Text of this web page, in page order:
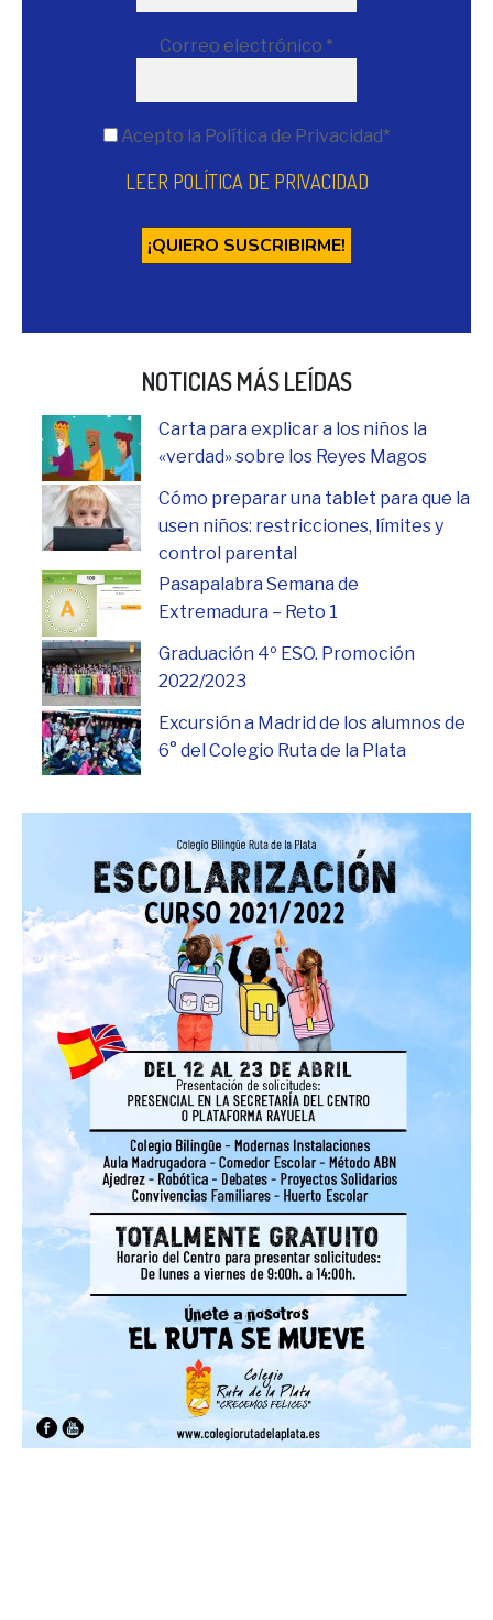
Correo electrónico *
Acepto la Política de Privacidad*
LEER POLÍTICA DE PRIVACIDAD
NOTICIAS MÁS LEÍDAS
Carta para explicar a los niños la
«verdad» sobre los Reyes Magos
Cómo preparar una tablet para que la
usen niños: restricciones, límites y
control parental
Pasapalabra Semana de
Extremadura – Reto 1
Graduación 4º ESO. Promoción
2022/2023
Excursión a Madrid de los alumnos de
6° del Colegio Ruta de la Plata